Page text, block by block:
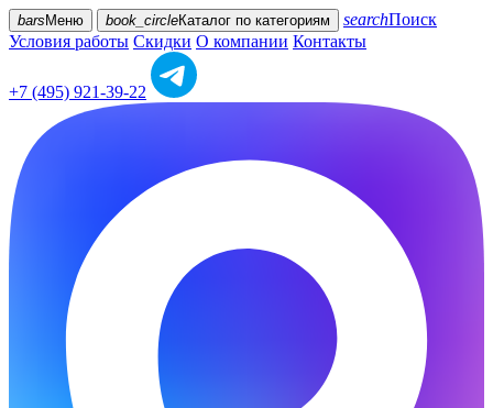
bars Меню book_circleКаталог по категориям searchПоиск
Условия работы Скидки О компании Контакты
+7 (495) 921-39-22